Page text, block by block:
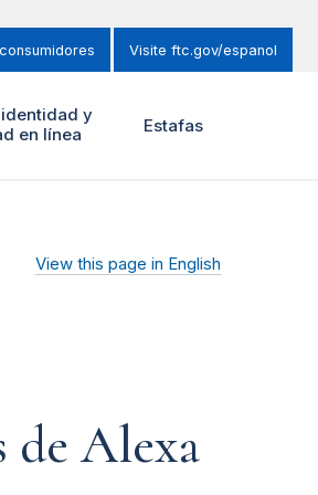
Visite ftc.gov/espanol
identidad y
en línea
Estafas
View this page in English
de Alexa